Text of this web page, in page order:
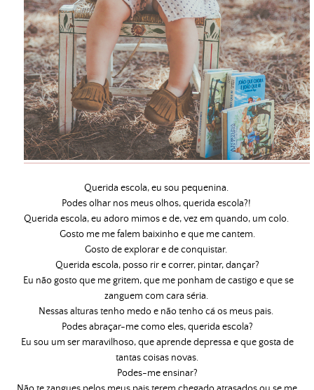
Querida escola, eu sou pequenina.
Podes olhar nos meus olhos, querida escola?!
Querida escola, eu adoro mimos e de, vez em quando, um colo.
Gosto me me falem baixinho e que me cantem.
Gosto de explorar e de conquistar.
Querida escola, posso rir e correr, pintar, dançar?
Eu não gosto que me gritem, que me ponham de castigo e que se
zanguem com cara séria.
Nessas alturas tenho medo e não tenho cá os meus pais.
Podes abraçar-me como eles, querida escola?
Eu sou um ser maravilhoso, que aprende depressa e que gosta de
tantas coisas novas.
Podes-me ensinar?